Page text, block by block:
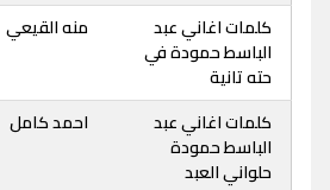
كلمات اغاني عبد
الباسط حمودة في
حته تانية
منه القيعي
كلمات اغاني عبد
الباسط حمودة
حلواني العبد
احمد كامل